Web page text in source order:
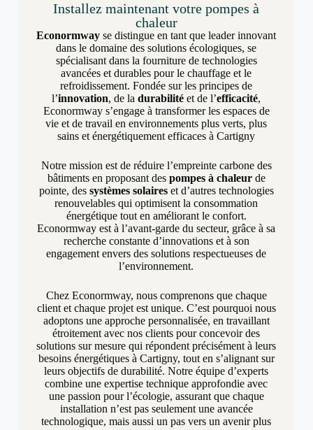
Installez maintenant votre pompes à
chaleur
Econormway se distingue en tant que leader innovant
dans le domaine des solutions écologiques, se
spécialisant dans la fourniture de technologies
avancées et durables pour le chauffage et le
refroidissement. Fondée sur les principes de
l’innovation, de ladurabilité et de l’efficacité,
Econormway s’engage à transformer les espaces de
vie et de travail en environnements plus verts, plus
sains et énergétiquement efficaces à Cartigny
Notre mission est de réduire l’empreinte carbone des
bâtiments en proposant des pompes à chaleurde
pointe, des systèmes solaireset d’autres technologies
renouvelables qui optimisent la consommation
énergétique tout en améliorant le confort.
Econormway est à l’avant-garde du secteur, grâce à sa
recherche constante d’innovations et à son
engagement envers des solutions respectueuses de
l’environnement.
Chez Econormway, nous comprenons que chaque
client et chaque projet est unique. C’est pourquoi nous
adoptons une approche personnalisée, en travaillant
étroitement avec nos clients pour concevoir des
solutions sur mesure qui répondent précisément à leurs
besoins énergétiques à Cartigny, tout en s’alignant sur
leurs objectifs de durabilité. Notre équipe d’experts
combine une expertise technique approfondie avec
une passion pour l’écologie, assurant que chaque
installation n’est pas seulement une avancée
technologique, mais aussi un pas vers un avenir plus